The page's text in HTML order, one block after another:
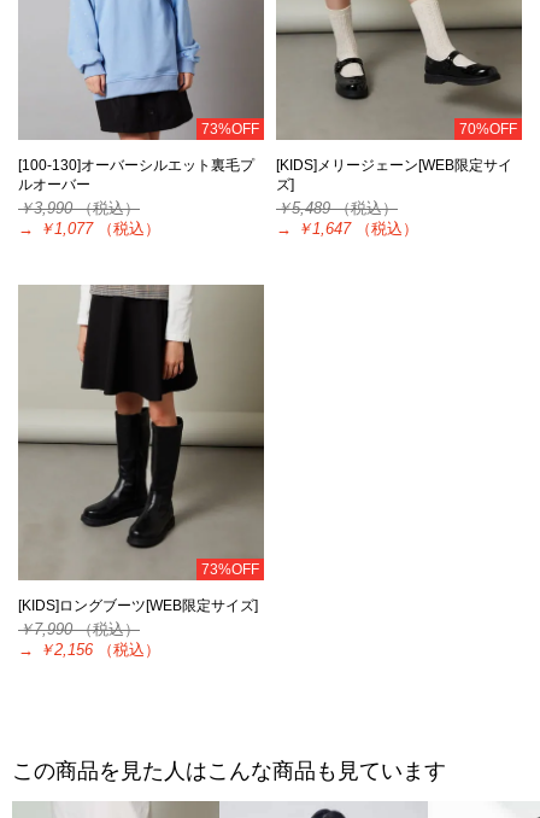
73%OFF
[100-130]オーバーシルエット裏毛プ
ルオーバー
￥3,990（税込）
→
￥1,077 （税込）
70%OFF
[KIDS]メリージェーン[WEB限定サイ
ズ]
￥5,489（税込）
→
￥1,647 （税込）
73%OFF
[KIDS]ロングブーツ[WEB限定サイズ]
￥7,990（税込）
→
￥2,156 （税込）
この商品を見た人はこんな商品も見ています